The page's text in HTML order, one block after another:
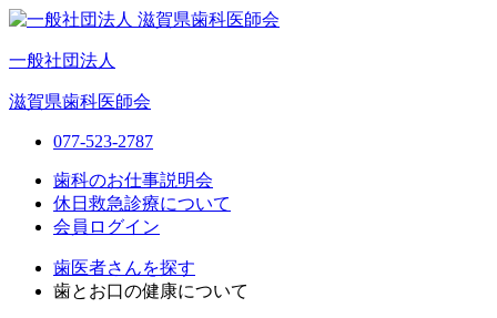
一般社団法人
滋賀県歯科医師会
077-523-2787
歯科のお仕事説明会
休日救急診療について
会員ログイン
歯医者さんを探す
歯とお口の健康について